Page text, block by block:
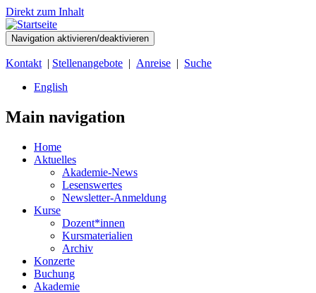
Direkt zum Inhalt
Navigation aktivieren/deaktivieren
Kontakt | Stellenangebote | Anreise | Suche
English
Main navigation
Home
Aktuelles
Akademie-News
Lesenswertes
Newsletter-Anmeldung
Kurse
Dozent*innen
Kursmaterialien
Archiv
Konzerte
Buchung
Akademie